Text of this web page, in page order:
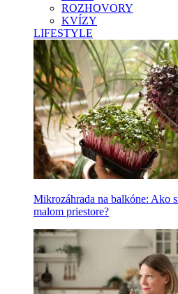
ROZHOVORY
KVÍZY
LIFESTYLE
Mikrozáhrada na balkóne: Ako
malom priestore?